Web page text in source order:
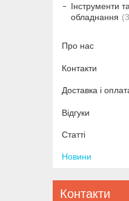
Інструменти та
обладнання
Про нас
Контакти
Доставка і
Відгуки
Статті
Новини
Контакти